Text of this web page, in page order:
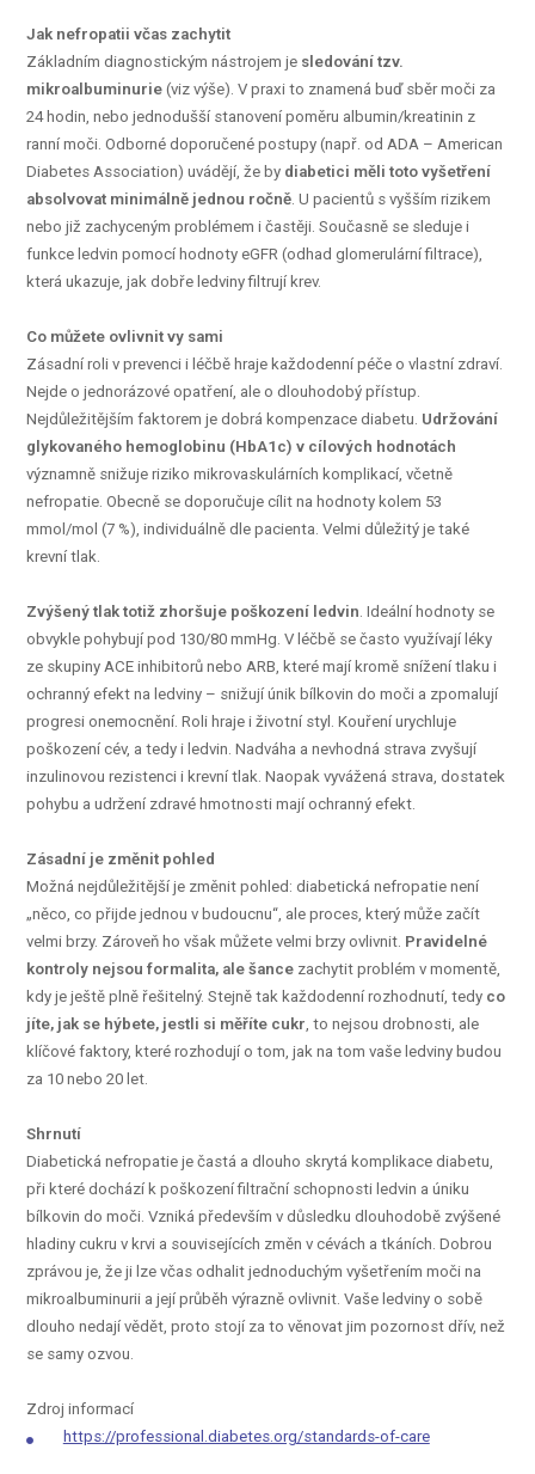
Jak nefropatii včas zachytit
Základním diagnostickým nástrojem je sledování tzv.
mikroalbuminurie (viz výše). V praxi to znamená buď sběr moči za
24 hodin, nebo jednodušší stanovení poměru albumin/kreatinin z
ranní moči. Odborné doporučené postupy (např. od ADA – American
Diabetes Association) uvádějí, že by diabetici měli toto vyšetření
absolvovat minimálně jednou ročně. U pacientů s vyšším rizikem
nebo již zachyceným problémem i častěji. Současně se sleduje i
funkce ledvin pomocí hodnoty eGFR (odhad glomerulární filtrace),
která ukazuje, jak dobře ledviny filtrují krev.
Co můžete ovlivnit vy sami
Zásadní roli v prevenci i léčbě hraje každodenní péče o vlastní zdraví.
Nejde o jednorázové opatření, ale o dlouhodobý přístup.
Nejdůležitějším faktorem je dobrá kompenzace diabetu. Udržování
glykovaného hemoglobinu (HbA1c) v cílových hodnotách
významně snižuje riziko mikrovaskulárních komplikací, včetně
nefropatie. Obecně se doporučuje cílit na hodnoty kolem 53
mmol/mol (7 %), individuálně dle pacienta. Velmi důležitý je také
krevní tlak.
Zvýšený tlak totiž zhoršuje poškození ledvin. Ideální hodnoty se
obvykle pohybují pod 130/80 mmHg. V léčbě se často využívají léky
ze skupiny ACE inhibitorů nebo ARB, které mají kromě snížení tlaku i
ochranný efekt na ledviny – snižují únik bílkovin do moči a zpomalují
progresi onemocnění. Roli hraje i životní styl. Kouření urychluje
poškození cév, a tedy i ledvin. Nadváha a nevhodná strava zvyšují
inzulinovou rezistenci i krevní tlak. Naopak vyvážená strava, dostatek
pohybu a udržení zdravé hmotnosti mají ochranný efekt.
Zásadní je změnit pohled
Možná nejdůležitější je změnit pohled: diabetická nefropatie není
„něco, co přijde jednou v budoucnu“, ale proces, který může začít
velmi brzy. Zároveň ho však můžete velmi brzy ovlivnit. Pravidelné
kontroly nejsou formalita, ale šance zachytit problém v momentě,
kdy je ještě plně řešitelný. Stejně tak každodenní rozhodnutí, tedy co
jíte, jak se hýbete, jestli si měříte cukr, to nejsou drobnosti, ale
klíčové faktory, které rozhodují o tom, jak na tom vaše ledviny budou
za 10 nebo 20 let.
Shrnutí
Diabetická nefropatie je častá a dlouho skrytá komplikace diabetu,
při které dochází k poškození filtrační schopnosti ledvin a úniku
bílkovin do moči. Vzniká především v důsledku dlouhodobě zvýšené
hladiny cukru v krvi a souvisejících změn v cévách a tkáních. Dobrou
zprávou je, že ji lze včas odhalit jednoduchým vyšetřením moči na
mikroalbuminurii a její průběh výrazně ovlivnit. Vaše ledviny o sobě
dlouho nedají vědět, proto stojí za to věnovat jim pozornost dřív, než
se samy ozvou.
Zdroj informací
https://professional.diabetes.org/standards-of-care